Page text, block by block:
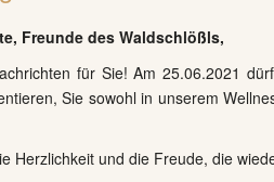
Freunde des Waldschlößls,
für Sie! Am 25.06.2021
Sie sowohl in unserem
Herzlichkeit und die Freude, die